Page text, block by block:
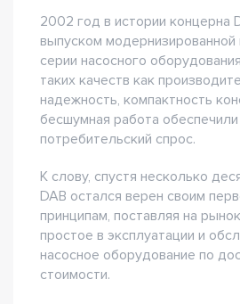
2002 год в истории концерна
выпуском модернизированной
серии насосного
таких качеств как
надежность, компактность
бесшумная работа
потребительский спрос.
К слову, спустя несколько
DAB остался верен своим
принципам, поставляя на
простое в эксплуатации и
насосное оборудование по
стоимости.